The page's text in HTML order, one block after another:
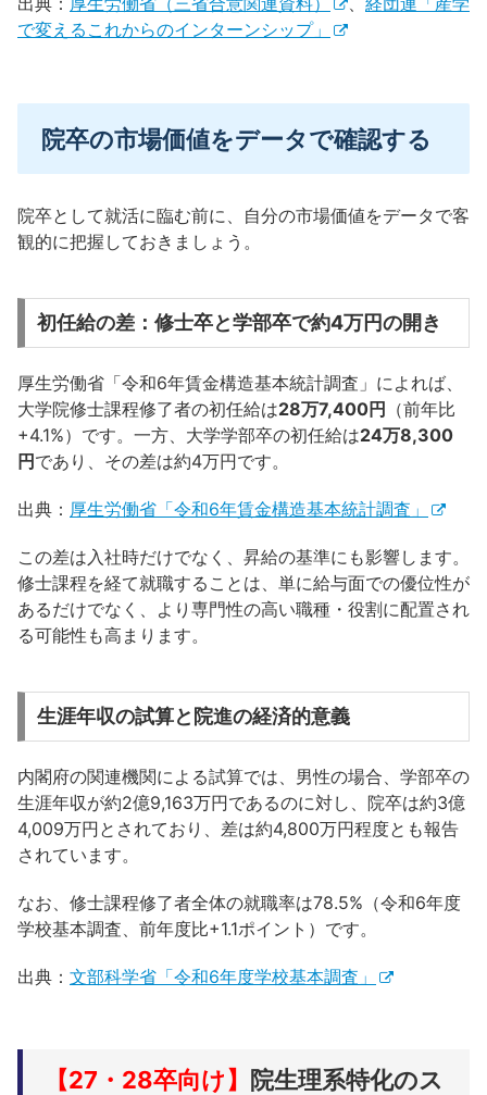
で変えるこれからのインターンシップ」
院卒の市場価値をデータで確認する
院卒として就活に臨む前に、自分の市場価値をデータで客
観的に把握しておきましょう。
初任給の差：修士卒と学部卒で約4万円の開き
厚生労働省「令和6年賃金構造基本統計調査」によれば、
大学院修士課程修了者の初任給は28万7,400円
（前年比
+4.1%）です。一方、大学学部卒の初任給は24万8,300
円 であり、その差は約4万円です。
出典： 厚生労働省「令和6年賃金構造基本統計調査」
この差は入社時だけでなく、昇給の基準にも影響します。
修士課程を経て就職することは、単に給与面での優位性が
あるだけでなく、より専門性の高い職種・役割に配置され
る可能性も高まります。
生涯年収の試算と院進の経済的意義
内閣府の関連機関による試算では、男性の場合、学部卒の
生涯年収が約2億9,163万円であるのに対し、院卒は約3億
4,009万円とされており、差は約4,800万円程度とも報告
されています。
なお、修士課程修了者全体の就職率は78.5%（令和6年度
学校基本調査、前年度比+1.1ポイント）です。
出典： 文部科学省「令和6年度学校基本調査」
【27・28卒向け】
院生理系特化のス